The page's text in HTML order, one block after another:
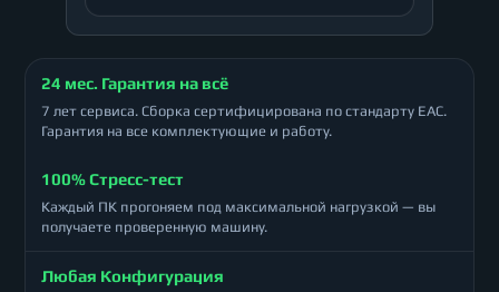
24 мес. Гарантия на всё
7 лет сервиса. Сборка сертифицирована по стандарту ЕАС.
Гарантия на все комплектующие и работу.
100% Стресс-тест
Каждый ПК прогоняем под максимальной нагрузкой — вы
получаете проверенную машину.
Любая Конфигурация